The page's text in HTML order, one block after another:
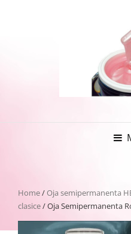
Home/Oja semipermanenta
clasice/ Oja Semipermanenta